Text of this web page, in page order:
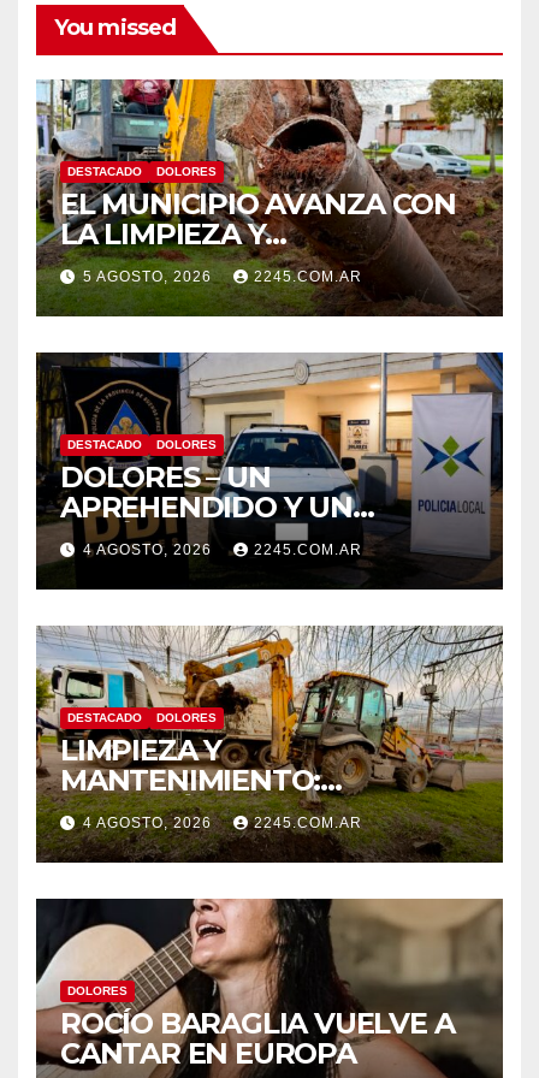
You missed
DESTACADO DOLORES
EL MUNICIPIO AVANZA CON
LA LIMPIEZA Y
MANTENIMIENTO DE
DESAGÜES
5 AGOSTO, 2026 2245.COM.AR
DESTACADO DOLORES
DOLORES – UN
APREHENDIDO Y UN
VEHÍCULO SECUESTRADO
TRAS DISPAROS Y
AMENAZAS
4 AGOSTO, 2026 2245.COM.AR
DESTACADO DOLORES
LIMPIEZA Y
MANTENIMIENTO:
CONTINÚAN LOS TRABAJOS
DE ZANJEO EN DISTINTOS
SECTORES DE LA CIUDAD
4 AGOSTO, 2026 2245.COM.AR
DOLORES
ROCÍO BARAGLIA VUELVE A
CANTAR EN EUROPA